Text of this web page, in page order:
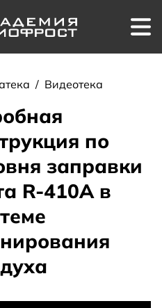
/ Видеотека
по
заправки
R-410A в